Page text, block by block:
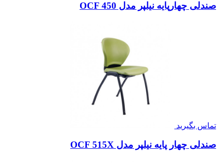
صندلی چهارپایه نیلپر مدل OCF 450
تماس بگیرید
صندلی چهار پایه نیلپر مدل OCF 515X